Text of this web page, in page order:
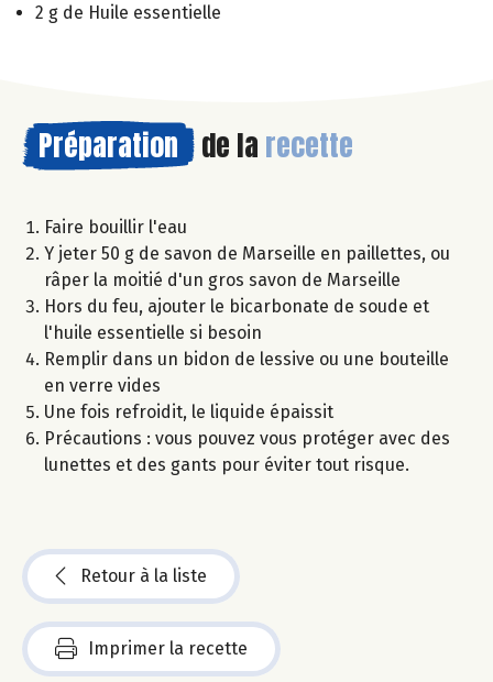
2 g de Huile essentielle
Préparation de la recette
Faire bouillir l'eau
Y jeter 50 g de savon de Marseille en paillettes, ou
râper la moitié d'un gros savon de Marseille
Hors du feu, ajouter le bicarbonate de soude et
l'huile essentielle si besoin
Remplir dans un bidon de lessive ou une bouteille
en verre vides
Une fois refroidit, le liquide épaissit
Précautions : vous pouvez vous protéger avec des
lunettes et des gants pour éviter tout risque.
Retour à la liste
Imprimer la recette